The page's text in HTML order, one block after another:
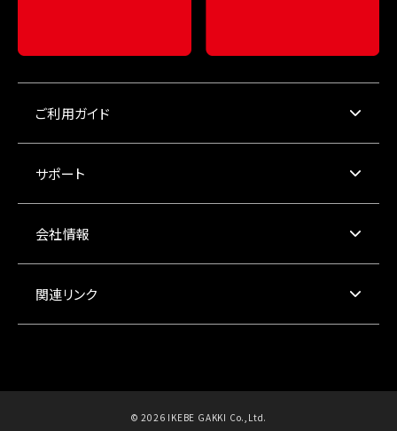
ご利用ガイド
サポート
会社情報
関連リンク
© 2026 IKEBE GAKKI Co.,Ltd.